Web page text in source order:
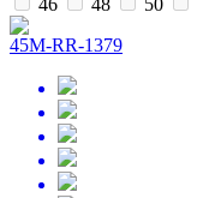
46 48 50
45M-RR-1379